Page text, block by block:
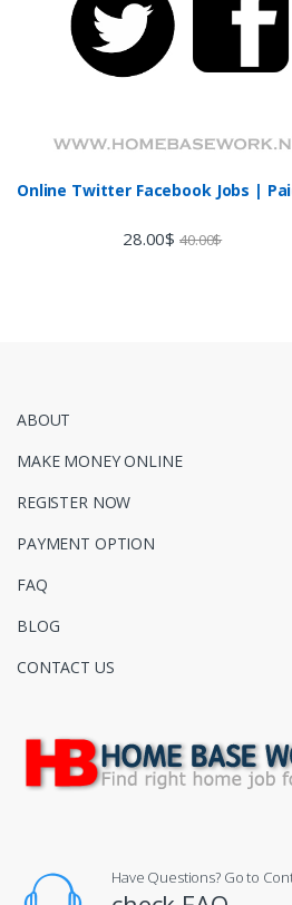
Online Twitter Facebook Jobs |
28.00$ 40.00$
ABOUT
MAKE MONEY ONLINE
REGISTER NOW
PAYMENT OPTION
FAQ
BLOG
CONTACT US
Have Questions? Go to